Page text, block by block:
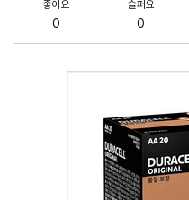
좋아요
0
슬퍼요
0